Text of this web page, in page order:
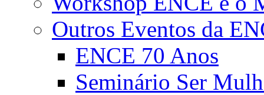
Outros Eventos da
ENCE 70 Anos
Seminário Ser